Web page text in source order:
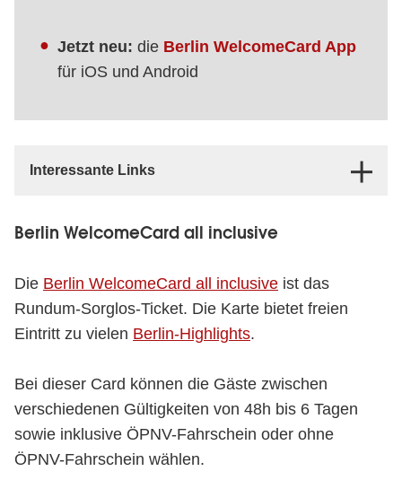
Jetzt neu: die Berlin WelcomeCard App
für iOS und Android
Interessante Links
Berlin WelcomeCard all inclusive
Die Berlin WelcomeCard all inclusive ist das
Rundum-Sorglos-Ticket. Die Karte bietet freien
Eintritt zu vielen Berlin-Highlights.
Bei dieser Card können die Gäste zwischen
verschiedenen Gültigkeiten von 48h bis 6 Tagen
sowie inklusive ÖPNV-Fahrschein oder ohne
ÖPNV-Fahrschein wählen.